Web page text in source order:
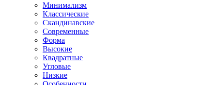
Минимализм
Классические
Скандинавские
Современные
Форма
Высокие
Квадратные
Угловые
Низкие